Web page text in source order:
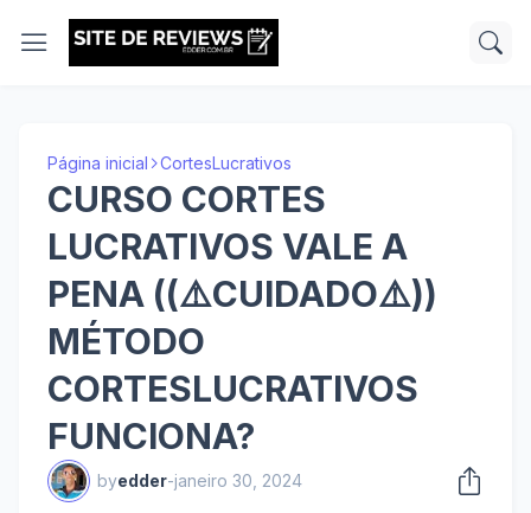
Página inicial CortesLucrativos
CURSO CORTES
LUCRATIVOS VALE A
PENA ((⚠️CUIDADO⚠️))
MÉTODO
CORTESLUCRATIVOS
FUNCIONA?
byedder-janeiro 30, 2024